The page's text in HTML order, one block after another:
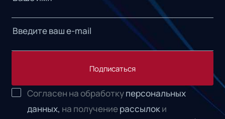
Подписаться
Согласен на обработкуперсональных
данных, на получениерассылоки